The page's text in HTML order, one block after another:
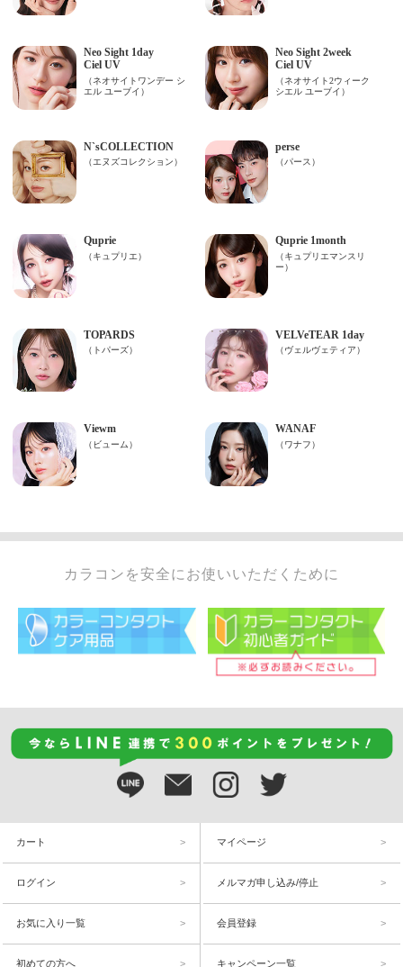
カラコンを安全にお使いいただくために
カート マイページ
ログイン メルマガ申し込み/停止
お気に入り一覧 会員登録
初めての方へ キャンペーン一覧